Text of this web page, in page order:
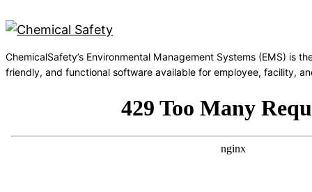
ChemicalSafety’s Environmental Management Systems (EMS) is
friendly, and functional software available for employee, facility,